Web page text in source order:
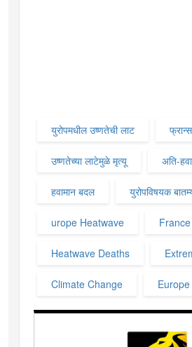
युरोपमधील उष्णतेची लाट फ्रान्स
उष्णतेच्या लाटेमुळे मृत्यू अति-
हवामान बदल युरोपविषयक
urope Heatwave France
Heatwave Deaths
Climate Change